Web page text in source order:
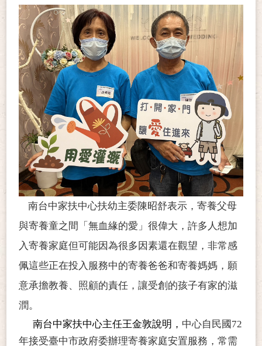
南台中家扶中心扶幼主委陳昭舒表示，寄養父母
與寄養童之間「無血緣的愛」很偉大，許多人想加
入寄養家庭但可能因為很多因素還在觀望，非常感
佩這些正在投入服務中的寄養爸爸和寄養媽媽，願
意承擔教養、照顧的責任，讓受創的孩子有家的滋
潤。
南台中家扶中心主任王金敦說明， 中心自民國72
年接受臺中市政府委辦理寄養家庭安置服務，常需